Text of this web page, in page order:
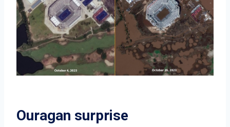
Ouragan surprise